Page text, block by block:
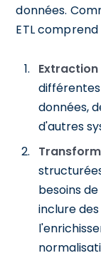
données.
ETL
Extraction
différentes
données,
d'autres
besoins
inclure